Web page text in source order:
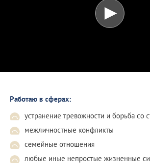
Работаю в сферах:
устранение тревожности и борьба со
межличностные конфликты
семейные отношения
любые иные непростые жизненные